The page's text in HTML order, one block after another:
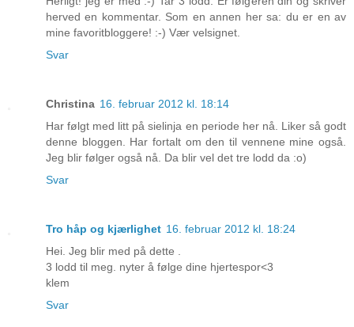
herved en kommentar. Som en annen her sa: du er en av
mine favoritbloggere! :-) Vær velsignet.
Svar
Christina 16. februar 2012 kl. 18:14
Har følgt med litt på sielinja en periode her nå. Liker så godt
denne bloggen. Har fortalt om den til vennene mine også.
Jeg blir følger også nå. Da blir vel det tre lodd da :o)
Svar
Tro håp og kjærlighet 16. februar 2012 kl. 18:24
Hei. Jeg blir med på dette .
3 lodd til meg. nyter å følge dine hjertespor<3
klem
Svar